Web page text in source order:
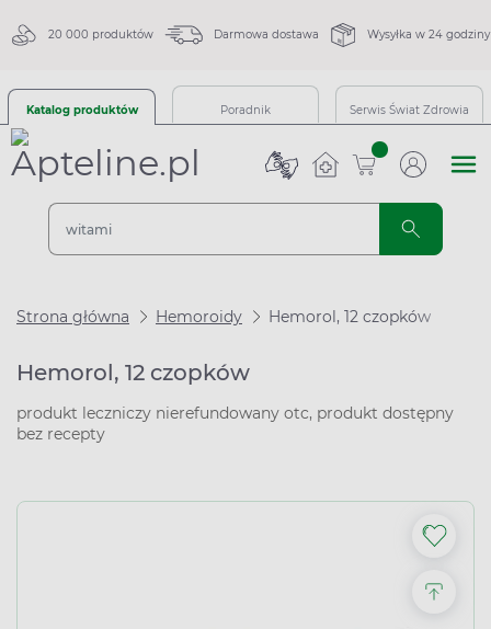
20 000 produktów Darmowa dostawa Wysyłka w 24 godziny
Katalog produktów Poradnik Serwis Świat Zdrowia
sztuk
Strona główna Hemoroidy Hemorol, 12 czopków
Hemorol, 12 czopków
produkt leczniczy nierefundowany otc, produkt dostępny
bez recepty